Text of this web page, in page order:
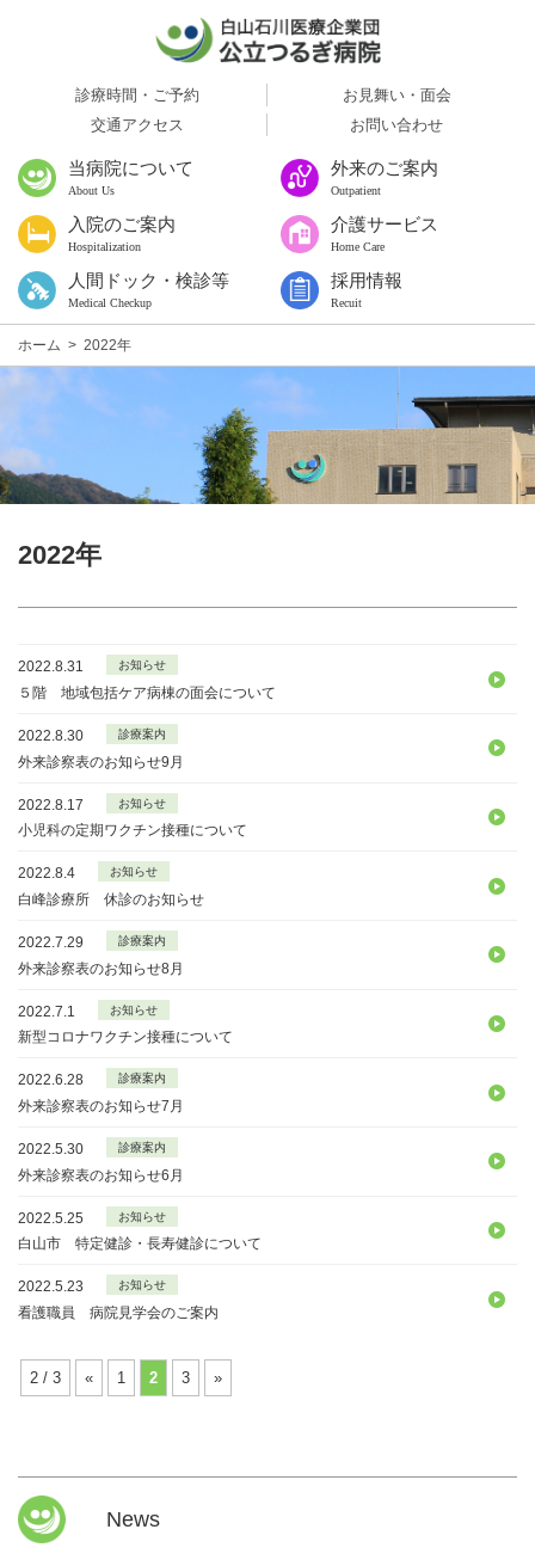
診療時間・ご予約
お見舞い・面会
交通アクセス
お問い合わせ
当病院について
About Us
外来のご案内
Outpatient
入院のご案内
Hospitalization
介護サービス
Home Care
人間ドック・検診等
Medical Checkup
採用情報
Recuit
ホーム > 2022年
News
2022年
2022.8.31 お知らせ
５階 地域包括ケア病棟の面会について
2022.8.30 診療案内
外来診察表のお知らせ9月
2022.8.17 お知らせ
小児科の定期ワクチン接種について
2022.8.4 お知らせ
白峰診療所 休診のお知らせ
2022.7.29 診療案内
外来診察表のお知らせ8月
2022.7.1 お知らせ
新型コロナワクチン接種について
2022.6.28 診療案内
外来診察表のお知らせ7月
2022.5.30 診療案内
外来診察表のお知らせ6月
2022.5.25 お知らせ
白山市 特定健診・長寿健診について
2022.5.23 お知らせ
看護職員 病院見学会のご案内
2 / 3 « 1 2 3 »